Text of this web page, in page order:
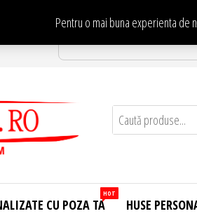
Pentru o mai buna experienta
Te
CU POZA TA
HOT
HUSE